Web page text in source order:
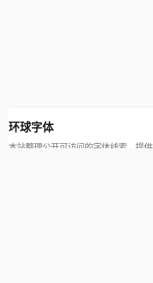
环球字体
本站整理公开可访问的字体线索，提